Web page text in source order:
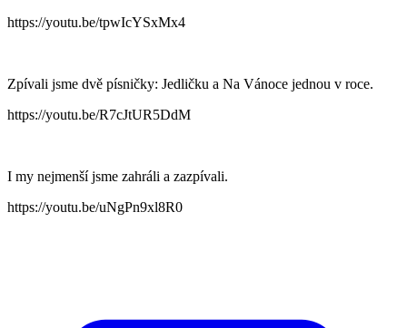
https://youtu.be/tpwIcYSxMx4
Zpívali jsme dvě písničky: Jedličku a Na Vánoce jednou v roce.
https://youtu.be/R7cJtUR5DdM
I my nejmenší jsme zahráli a zazpívali.
https://youtu.be/uNgPn9xl8R0